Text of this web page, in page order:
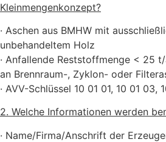
Kleinmengenkonzept?
· Aschen aus BMHW mit
unbehandeltem Holz
· Anfallende Reststoffmenge < 25
an Brennraum-, Zyklon- oder
· AVV-Schlüssel 10 01 01, 10 01 03,
2. Welche Informationen werden
· Name/Firma/Anschrift der